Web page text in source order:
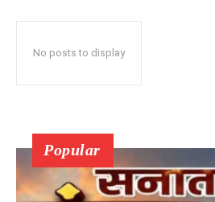
No posts to display
Popular